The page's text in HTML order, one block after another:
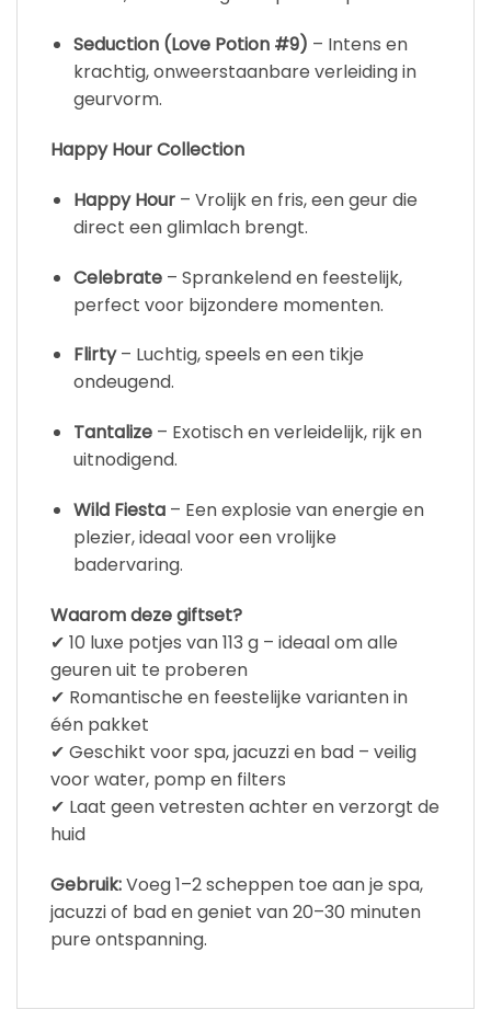
Seduction (Love Potion #9) – Intens en
krachtig, onweerstaanbare verleiding in
geurvorm.
Happy Hour Collection
Happy Hour– Vrolijk en fris, een geur die
direct een glimlach brengt.
Celebrate– Sprankelend en feestelijk,
perfect voor bijzondere momenten.
Flirty– Luchtig, speels en een tikje
ondeugend.
Tantalize– Exotisch en verleidelijk, rijk en
uitnodigend.
Wild Fiesta– Een explosie van energie en
plezier, ideaal voor een vrolijke
badervaring.
Waarom deze giftset?
✔ 10 luxe potjes van 113 g – ideaal om alle
geuren uit te proberen
✔ Romantische en feestelijke varianten in
één pakket
✔ Geschikt voor spa, jacuzzi en bad – veilig
voor water, pomp en filters
✔ Laat geen vetresten achter en verzorgt de
huid
Gebruik:Voeg 1–2 scheppen toe aan je spa,
jacuzzi of bad en geniet van 20–30 minuten
pure ontspanning.